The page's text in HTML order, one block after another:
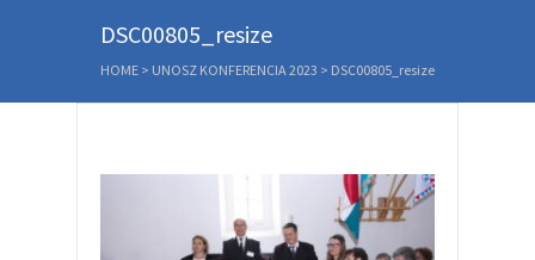
DSC00805_resize
HOME > UNOSZ KONFERENCIA 2023 > DSC00805_resize